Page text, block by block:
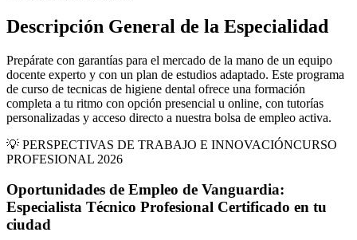
Descripción General de la Especialidad
Prepárate con garantías para el mercado de la mano de un equipo
docente experto y con un plan de estudios adaptado. Este programa
de curso de tecnicas de higiene dental ofrece una formación
completa a tu ritmo con opción presencial u online, con tutorías
personalizadas y acceso directo a nuestra bolsa de empleo activa.
💡 PERSPECTIVAS DE TRABAJO E INNOVACIÓNCURSO
PROFESIONAL 2026
Oportunidades de Empleo de Vanguardia:
Especialista Técnico Profesional Certificado en tu
ciudad